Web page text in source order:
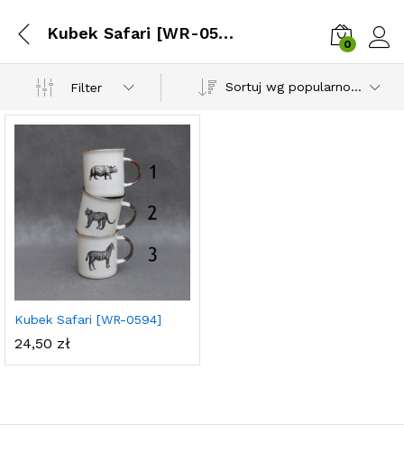
Kubek Safari [WR-0594]
0
Filter Sortuj wg popularności
Kubek Safari [WR-0594]
24,50 zł